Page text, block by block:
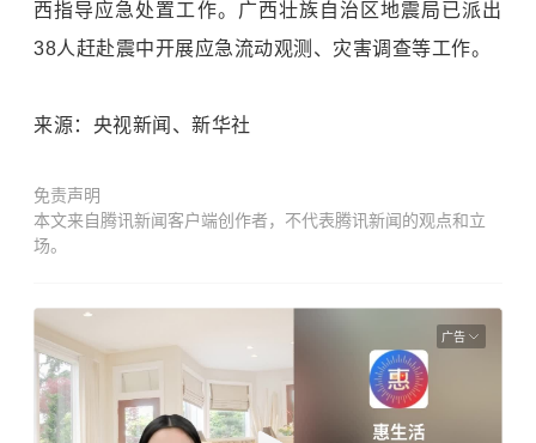
西指导应急处置工作。广西壮族自治区地震局已派出
38人赶赴震中开展应急流动观测、灾害调查等工作。
来源：央视新闻、新华社
免责声明
本文来自腾讯新闻客户端创作者，不代表腾讯新闻的观点和立
场。
广告